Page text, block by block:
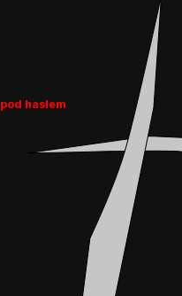
hasłem